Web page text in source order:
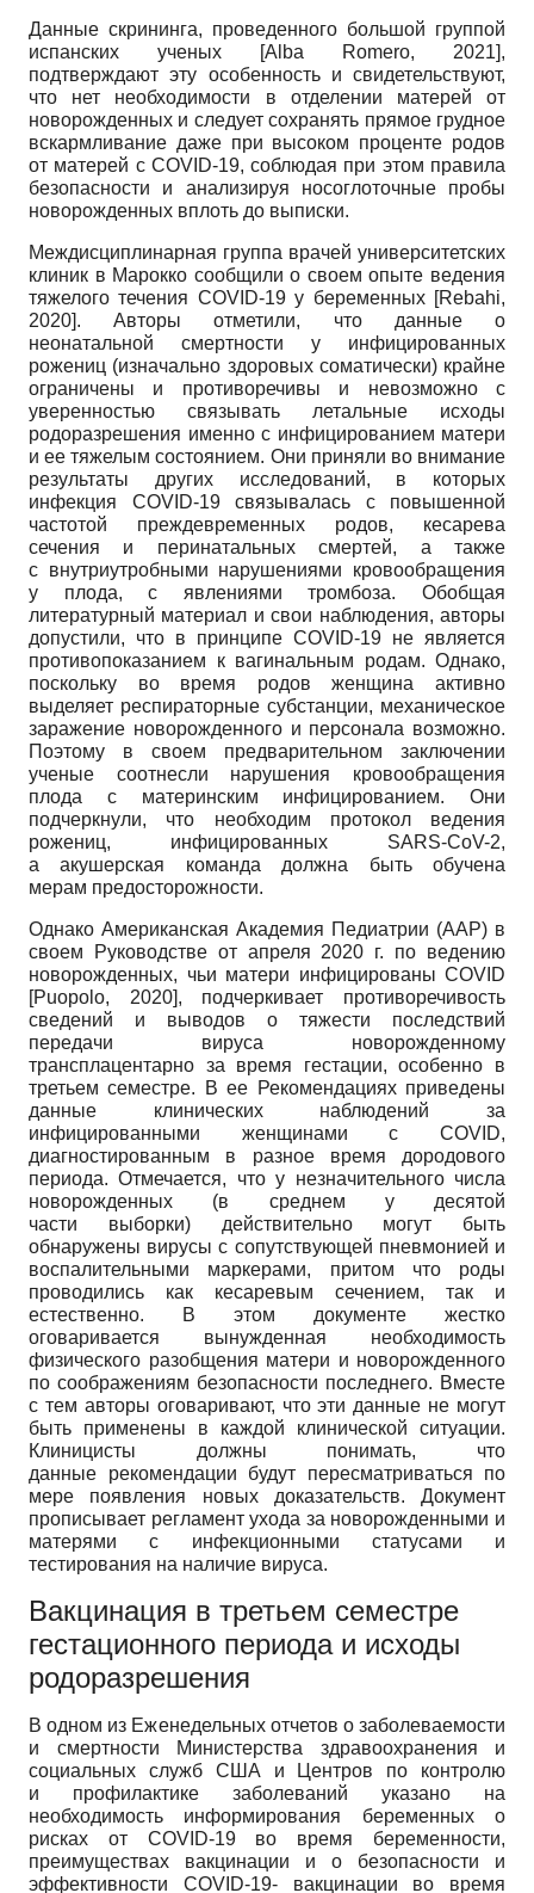
Данные скрининга, проведенного большой группой
испанских ученых
[Alba Romero, 2021],
подтверждают эту особенность и свидетельствуют,
что нет необходимости в отделении матерей от
новорожденных и следует сохранять прямое грудное
вскармливание даже при высоком проценте родов
от матерей с COVID-19, соблюдая при этом правила
безопасности и анализируя носоглоточные пробы
новорожденных вплоть до выписки.
Междисциплинарная группа врачей университетских
клиник в Марокко сообщили о своем опыте ведения
тяжелого течения COVID-19 у беременных [Rebahi,
2020]. Авторы отметили, что данные о
неонатальной смертности у инфицированных
рожениц (изначально здоровых соматически) крайне
ограничены и противоречивы и невозможно с
уверенностью связывать летальные исходы
родоразрешения именно с инфицированием матери
и ее тяжелым состоянием. Они приняли во внимание
результаты других исследований, в которых
инфекция COVID-19 связывалась с повышенной
частотой преждевременных родов, кесарева
сечения и перинатальных смертей, а также
с внутриутробными нарушениями кровообращения
у плода, с явлениями тромбоза. Обобщая
литературный материал и свои наблюдения, авторы
допустили, что в принципе COVID-19 не является
противопоказанием к вагинальным родам. Однако,
поскольку во время родов женщина активно
выделяет респираторные субстанции, механическое
заражение новорожденного и персонала возможно.
Поэтому в своем предварительном заключении
ученые соотнесли нарушения кровообращения
плода с материнским инфицированием. Они
подчеркнули, что необходим протокол ведения
рожениц, инфицированных SARS-CoV-2,
а акушерская команда должна быть обучена
мерам предосторожности.
Однако Американская Академия Педиатрии (ААР) в
своем Руководстве от апреля 2020 г. по ведению
новорожденных, чьи матери инфицированы COVID
[Puopolo, 2020], подчеркивает противоречивость
сведений и выводов о тяжести последствий
передачи вируса новорожденному
трансплацентарно за время гестации, особенно в
третьем семестре. В ее Рекомендациях приведены
данные клинических наблюдений за
инфицированными женщинами с COVID,
диагностированным в разное время дородового
периода. Отмечается, что у незначительного числа
новорожденных (в среднем у десятой
части выборки) действительно могут быть
обнаружены вирусы с сопутствующей пневмонией и
воспалительными маркерами, притом что роды
проводились как кесаревым сечением, так и
естественно. В этом документе жестко
оговаривается вынужденная необходимость
физического разобщения матери и новорожденного
по соображениям безопасности последнего. Вместе
с тем авторы оговаривают, что эти данные не могут
быть применены в каждой клинической ситуации.
Клиницисты должны понимать, что
данные рекомендации будут пересматриваться по
мере появления новых доказательств. Документ
прописывает регламент ухода за новорожденными и
матерями с инфекционными статусами и
тестирования на наличие вируса.
Вакцинация в третьем семестре
гестационного периода и исходы
родоразрешения
В одном из Еженедельных отчетов о заболеваемости
и смертности Министерства здравоохранения и
социальных служб США и Центров по контролю
и профилактике заболеваний указано на
необходимость информирования беременных о
рисках от COVID-19 во время беременности,
преимуществах вакцинации и о безопасности и
эффективности COVID-19- вакцинации во время